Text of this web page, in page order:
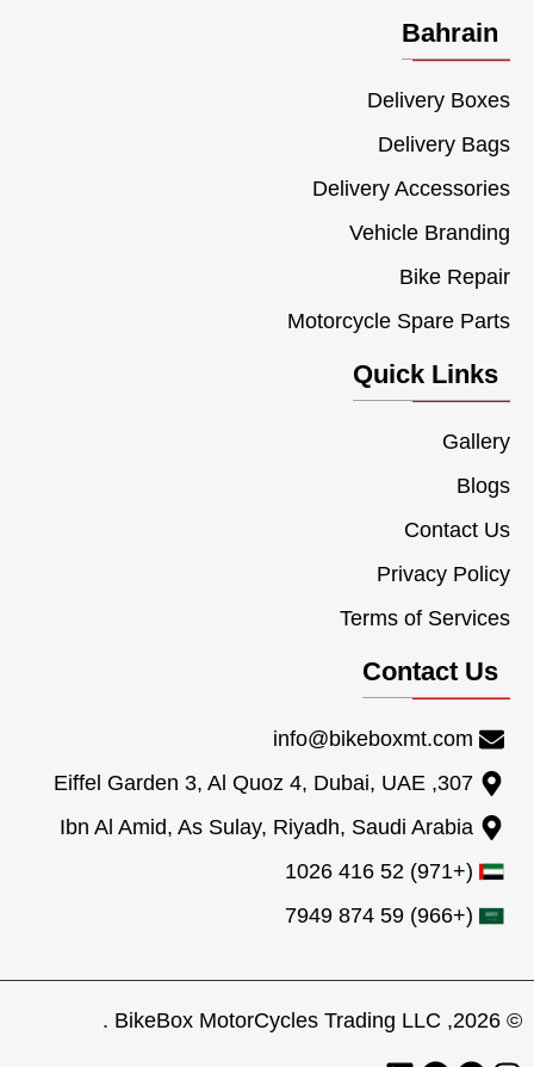
Bahrain
Delivery Boxes
Delivery Bags
Delivery Accessories
Vehicle Branding
Bike Repair
Motorcycle Spare Parts
Quick Links
Gallery
Blogs
Contact Us
Privacy Policy
Terms of Services
Contact Us
info@bikeboxmt.com
307, Eiffel Garden 3, Al Quoz 4, Dubai, UAE
Ibn Al Amid, As Sulay, Riyadh, Saudi Arabia
(+971) 52 416 1026
(+966) 59 874 7949
© 2026, BikeBox MotorCycles Trading LLC .